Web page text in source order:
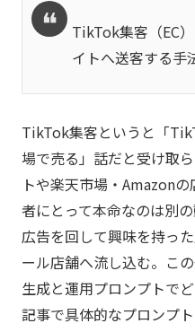
TikTok集客（EC
イトへ送客する手
TikTok集客というと「
場で売る」話だと受け取
トや楽天市場・Amazon
者にとって本命なのは別
広告を回して興味を持っ
ール店舗へ流し込む。こ
生成と運用プロンプトで
記事で具体的なプロンプ